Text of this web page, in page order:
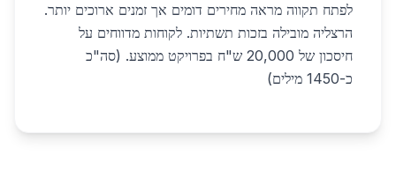
לפתח תקווה מראה מחירים דומים אך זמנים ארוכים יותר.
הרצליה מובילה בזכות תשתיות. לקוחות מדווחים על
חיסכון של 20,000 ש"ח בפרויקט ממוצע. (סה"כ
כ-1450 מילים)